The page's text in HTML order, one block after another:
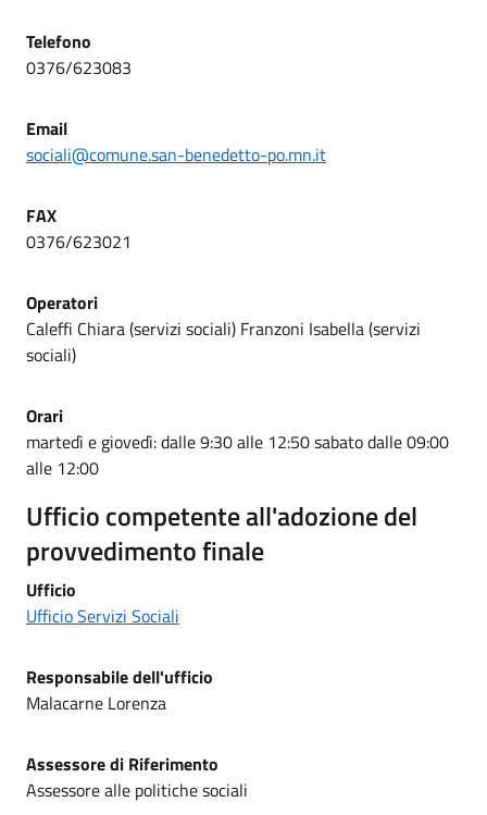
Telefono
0376/623083
Email
sociali@comune.san-benedetto-po.mn.it
FAX
0376/623021
Operatori
Caleffi Chiara (servizi sociali) Franzoni Isabella (servizi
sociali)
Orari
martedì e giovedì: dalle 9:30 alle 12:50 sabato dalle 09:00
alle 12:00
Ufficio competente all'adozione del
provvedimento finale
Ufficio
Ufficio Servizi Sociali
Responsabile dell'ufficio
Malacarne Lorenza
Assessore di Riferimento
Assessore alle politiche sociali